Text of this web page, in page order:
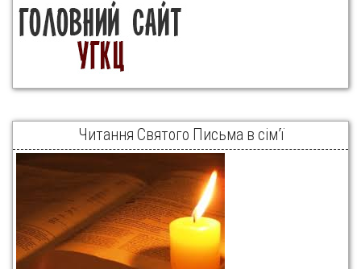
Читання Святого Письма в сім’ї